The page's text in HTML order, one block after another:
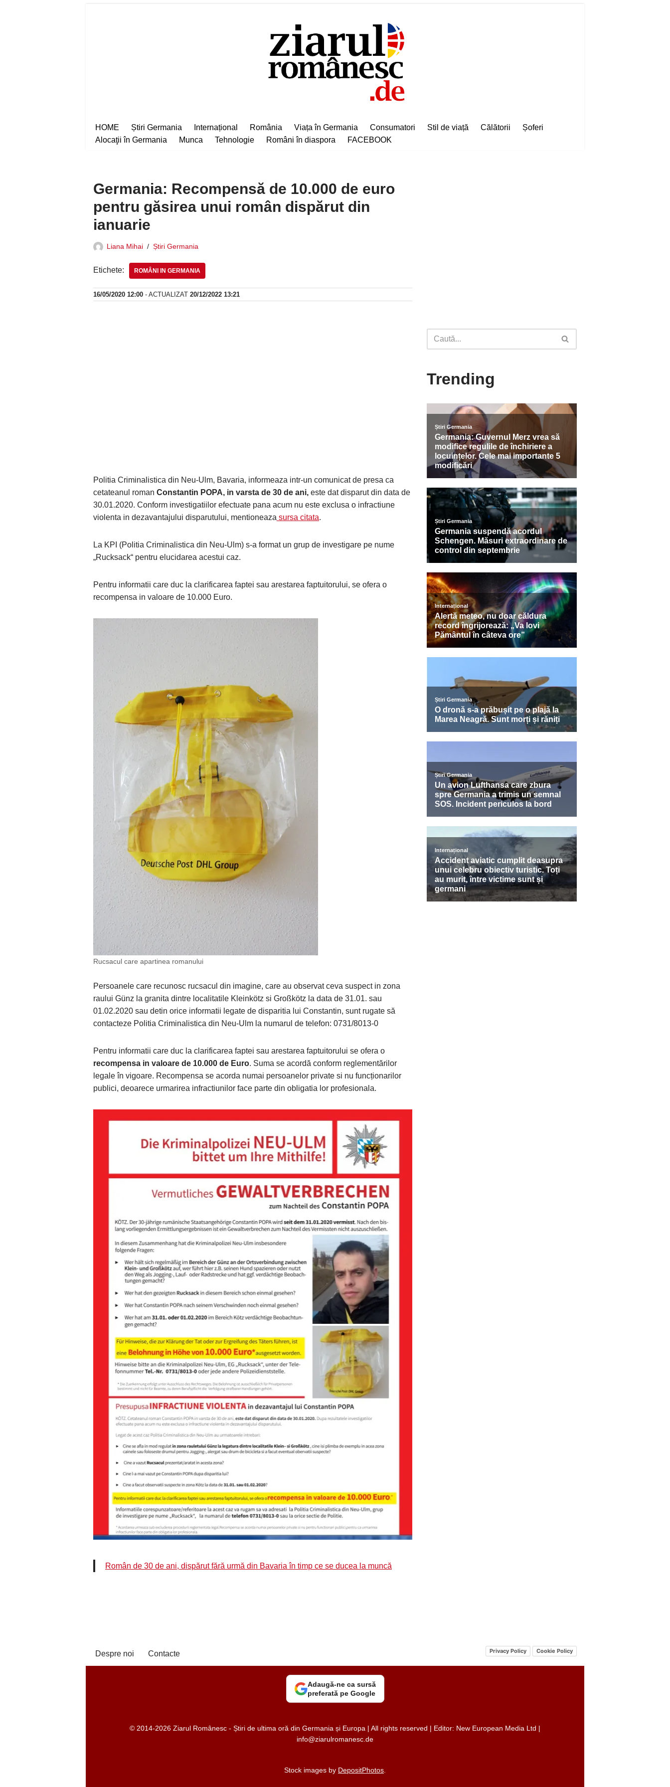
HOME Știri Germania Internațional România Viața în Germania Consumatori Stil de viață Călătorii
Șoferi
Alocaţii în Germania
Munca Tehnologie Români în diaspora FACEBOOK
Germania: Recompensă de 10.000 de euro
pentru găsirea unui român dispărut din
ianuarie
Liana Mihai Știri Germania
Etichete: ROMÂNI IN GERMANIA
16/05/2020 12:00 - ACTUALIZAT 20/12/2022 13:21
Politia Criminalistica din Neu-Ulm, Bavaria, informeaza intr-un comunicat de presa ca
cetateanul roman Constantin POPA, in varsta de 30 de ani, este dat disparut din data de
30.01.2020. Conform investigatiilor efectuate pana acum nu este exclusa o infractiune
violenta in dezavantajului disparutului, mentioneaza sursa citata.
La KPI (Politia Criminalistica din Neu-Ulm) s-a format un grup de investigare pe nume
„Rucksack“ pentru elucidarea acestui caz.
Pentru informatii care duc la clarificarea faptei sau arestarea faptuitorului, se ofera o
recompensa in valoare de 10.000 Euro.
Rucsacul care apartinea romanului
Persoanele care recunosc rucsacul din imagine, care au observat ceva suspect in zona
raului Günz la granita dintre localitatile Kleinkötz si Großkötz la data de 31.01. sau
01.02.2020 sau detin orice informatii legate de disparitia lui Constantin, sunt rugate să
contacteze Politia Criminalistica din Neu-Ulm la numarul de telefon: 0731/8013-0
Pentru informatii care duc la clarificarea faptei sau arestarea faptuitorului se ofera o
recompensa in valoare de 10.000 de Euro. Suma se acordă conform reglementărilor
legale în vigoare. Recompensa se acorda numai persoanelor private si nu funcționarilor
publici, deoarece urmarirea infractiunilor face parte din obligatia lor profesionala.
Român de 30 de ani, dispărut fără urmă din Bavaria în timp ce se ducea la muncă
Trending
Despre noi Contacte Privacy Policy Cookie Policy
Adaugă-ne ca sursă
preferată pe Google
© 2014-2026 Ziarul Românesc - Știri de ultima oră din Germania și Europa | All rights reserved | Editor: New European Media Ltd |
info@ziarulromanesc.de
Stock images by DepositPhotos